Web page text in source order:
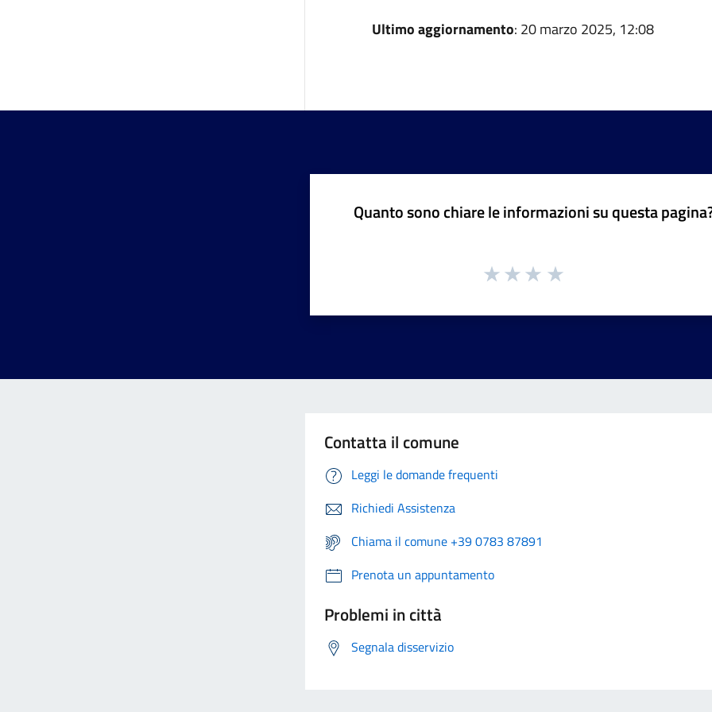
Ultimo aggiornamento: 20 marzo 2025, 12:08
Quanto sono chiare le informazioni su questa
Contatta il comune
Leggi le domande frequenti
Richiedi Assistenza
Chiama il comune +39 0783 87891
Prenota un appuntamento
Problemi in città
Segnala disservizio